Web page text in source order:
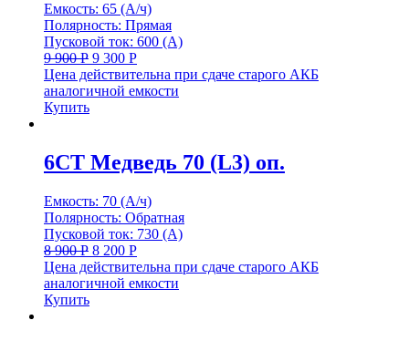
Емкость: 65 (А/ч)
Полярность: Прямая
Пусковой ток: 600 (А)
9 900Р 9 300 Р
Цена действительна при сдаче старого АКБ
аналогичной емкости
Купить
6СТ Медведь 70 (L3) оп.
Емкость: 70 (А/ч)
Полярность: Обратная
Пусковой ток: 730 (А)
8 900Р 8 200 Р
Цена действительна при сдаче старого АКБ
аналогичной емкости
Купить